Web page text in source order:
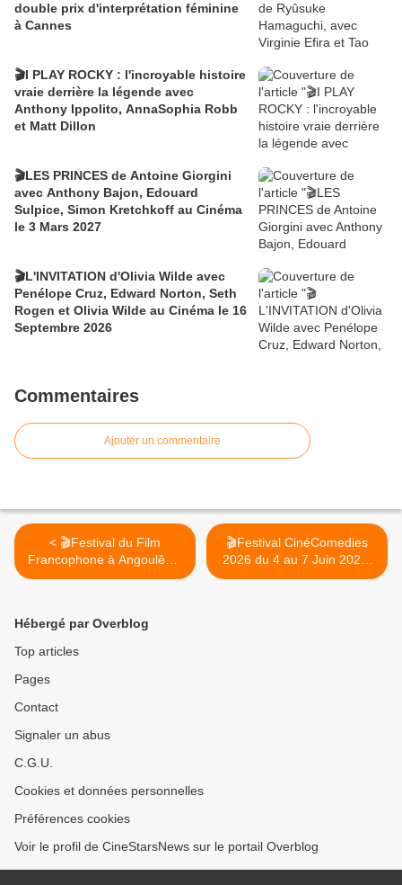
double prix d'interprétation féminine
à Cannes
🎬I PLAY ROCKY : l'incroyable histoire
vraie derrière la légende avec
Anthony Ippolito, AnnaSophia Robb
et Matt Dillon
🎬LES PRINCES de Antoine Giorgini
avec Anthony Bajon, Edouard
Sulpice, Simon Kretchkoff au Cinéma
le 3 Mars 2027
🎬L'INVITATION d'Olivia Wilde avec
Penélope Cruz, Edward Norton, Seth
Rogen et Olivia Wilde au Cinéma le 16
Septembre 2026
Commentaires
Ajouter un commentaire
< 🎬Festival du Film
Francophone à Angoulême
- Festival FFA du 24 au 29
🎬Festival CinéComedies
2026 du 4 au 7 Juin 2026,
Le programme >
Hébergé par Overblog
Top articles
Pages
Contact
Signaler un abus
C.G.U.
Cookies et données personnelles
Préférences cookies
Voir le profil de CineStarsNews sur le portail Overblog